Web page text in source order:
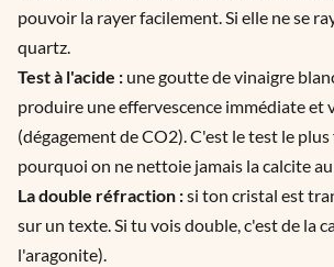
pouvoir la rayer facilement. Si elle ne se
quartz.
Test à l'acide : une goutte de vinaigre
produire une effervescence immédiate et
(dégagement de CO2). C'est le test le
pourquoi on ne nettoie jamais la calcite
La double réfraction :si ton cristal est
sur un texte. Si tu vois double, c'est de la
l'aragonite).